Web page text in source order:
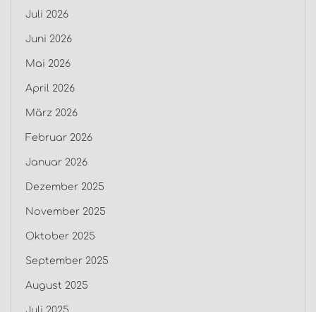
Juli 2026
Juni 2026
Mai 2026
April 2026
März 2026
Februar 2026
Januar 2026
Dezember 2025
November 2025
Oktober 2025
September 2025
August 2025